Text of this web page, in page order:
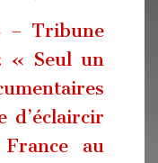
– Tribune
« Seul un
d’éclaircir
France au